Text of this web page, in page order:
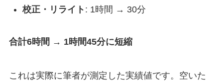
校正・リライト : 1時間 → 30分
合計6時間 → 1時間45分に短縮
これは実際に筆者が測定した実績値です。空いた